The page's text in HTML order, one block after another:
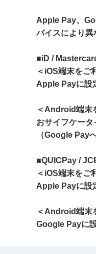
Apple Pay、
バイスにより異
■iD /
＜iOS端末をご
Apple Payに設
＜Android端末
おサイフケータ
（Google Pay
■QUICPay /
＜iOS端末をご
Apple Payに設
＜Android端末
Google Payに